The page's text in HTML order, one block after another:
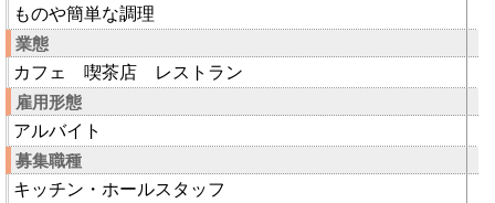
ものや簡単な調理
業態
カフェ 喫茶店 レストラン
雇用形態
アルバイト
募集職種
キッチン・ホールスタッフ